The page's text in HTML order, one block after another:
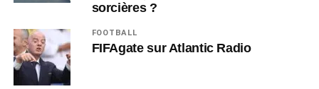
sorcières ?
FOOTBALL
FIFAgate sur Atlantic Radio